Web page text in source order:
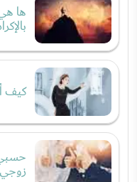
ها
كيف
زوجي